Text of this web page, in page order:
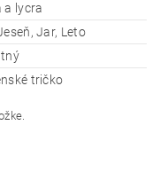
a lycra
Jar, Leto
tričko